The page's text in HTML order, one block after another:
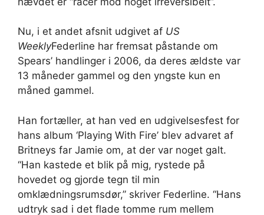
Nu, i et andet afsnit udgivet af US
WeeklyFederline har fremsat påstande om
Spears’ handlinger i 2006, da deres ældste var
13 måneder gammel og den yngste kun en
måned gammel.
Han fortæller, at han ved en udgivelsesfest for
hans album ‘Playing With Fire’ blev advaret af
Britneys far Jamie om, at der var noget galt.
“Han kastede et blik på mig, rystede på
hovedet og gjorde tegn til min
omklædningsrumsdør,” skriver Federline. “Hans
udtryk sad i det flade tomme rum mellem